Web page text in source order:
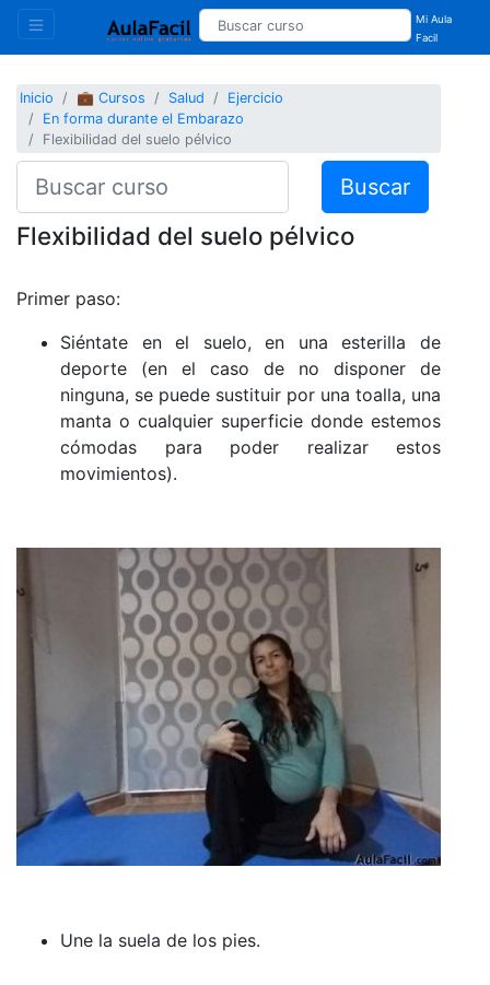
Mi Aula
Facil
Inicio 💼 Cursos Salud
Ejercicio
En forma durante el Embarazo
Flexibilidad del suelo pélvico
Buscar
Flexibilidad del suelo pélvico
Primer paso:
Siéntate en el suelo, en una esterilla de
deporte (en el caso de no disponer de
ninguna, se puede sustituir por una toalla, una
manta o cualquier superficie donde estemos
cómodas para poder realizar estos
movimientos).
Une la suela de los pies.